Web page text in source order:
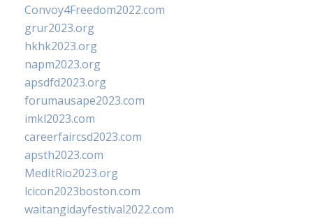
Convoy4Freedom2022.com
grur2023.org
hkhk2023.org
napm2023.org
apsdfd2023.org
forumausape2023.com
imkl2023.com
careerfaircsd2023.com
apsth2023.com
MedItRio2023.org
lcicon2023boston.com
waitangidayfestival2022.com